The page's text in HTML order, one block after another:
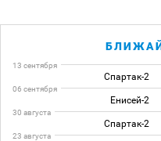
13 сентября
Спартак-2
06 сентября
Енисей-2
30 августа
Спартак-2
23 августа